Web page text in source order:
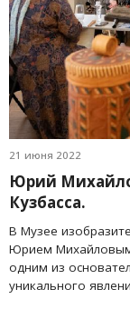
21 июня 2022
Юрий
Кузбасса.
В Музее
Юрием Михайловым
одним из
уникального